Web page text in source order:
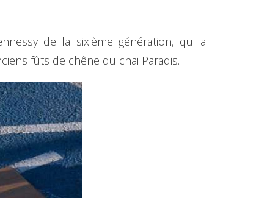
de la sixième génération, qui a
fûts de chêne du chai Paradis.